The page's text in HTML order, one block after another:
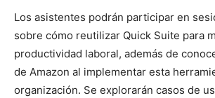
Los asistentes podrán participar en
sobre cómo reutilizar Quick Suite para
productividad laboral, además de
de Amazon al implementar esta
organización. Se explorarán casos de